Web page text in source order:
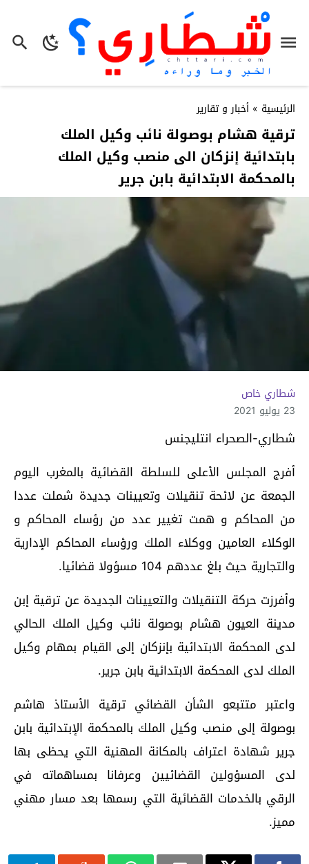
الرئيسية » أخبار و تقارير
ترقية هشام بوصولة نائب وكيل الملك
بابتدائية إنزكان الى منصب وكيل الملك
بالمحكمة الابتدائية بابن جرير
شطاري خاص
23 يوليو 2021
شطاري-الصحراء انتليجنس
أفرج المجلس الأعلى للسلطة القضائية بالمغرب اليوم
الجمعة عن لائحة تنقيلات وتعيينات جديدة شملت عددا
من المحاكم و همت تغيير عدد من رؤساء المحاكم و
الوكلاء العامين ووكلاء الملك ورؤساء المحاكم الإدارية
والتجارية حيث بلغ عددهم 104 مسؤولا قضائيا.
وأفرزت حركة التنقيلات والتعيينات الجديدة عن ترقية إبن
مدينة العيون هشام بوصولة نائب وكيل الملك الحالي
لدى المحكمة الابتدائية بإنزكان إلى القيام بمهام وكيل
الملك لدى المحكمة الابتدائية بابن جرير.
واعتبر متتبعو الشأن القضائي ترقية الأستاذ هاشم
بوصولة إلى منصب وكيل الملك بالمحكمة الإبتدائية بابن
جرير شهادة اعتراف بالمكانة المهنية التي يحظى بها
لدى المسؤولين القضائيين وعرفانا بمساهماته في
الرقي بالخدمات القضائية التي رسمها بعد مسار مهني
مميز.